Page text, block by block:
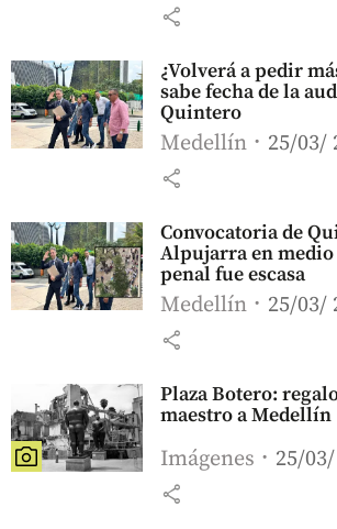
share
¿Volverá a pedir
sabe fecha de la
Quintero
Medellín 25/03/
share
Convocatoria de
Alpujarra en medio
penal fue escasa
Medellín 25/03/
share
Plaza Botero:
maestro a Medellín
Imágenes 25/
share